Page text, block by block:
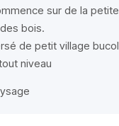
sur de la
bois.
de petit village
niveau